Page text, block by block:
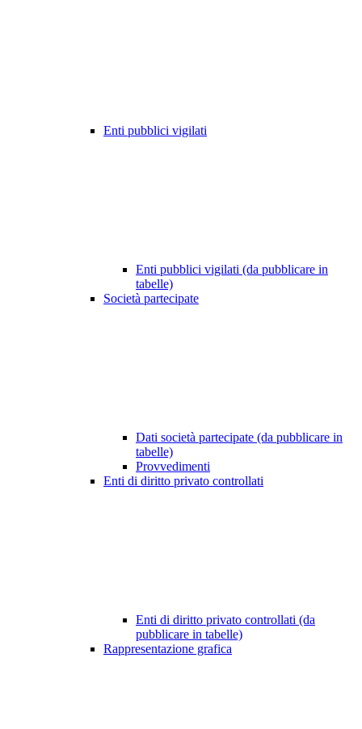
Enti pubblici vigilati
Enti pubblici vigilati (da pubblicare in
tabelle)
Società partecipate
Dati società partecipate (da pubblicare in
tabelle)
Provvedimenti
Enti di diritto privato controllati
Enti di diritto privato controllati (da
pubblicare in tabelle)
Rappresentazione grafica